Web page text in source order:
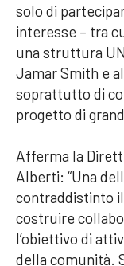
solo di
interesse – tra
una struttura
Jamar Smith e
soprattutto di
progetto di
Afferma la
Alberti: “Una
contraddistinto
costruire
l’obiettivo di
della comunità.